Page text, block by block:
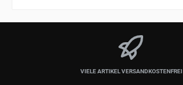
VIELE ARTIKEL VERSANDKOSTENFREI